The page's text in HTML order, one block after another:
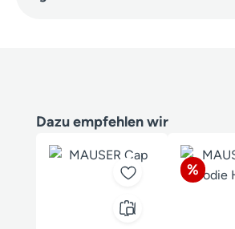
Produktgalerie überspringen
Dazu empfehlen wir
Rabatt
%